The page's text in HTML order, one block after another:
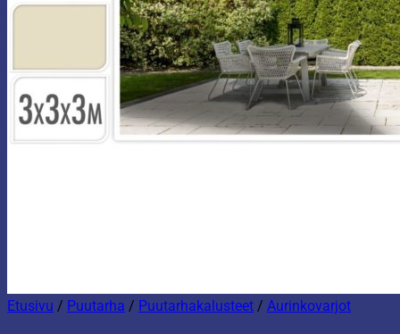
Etusivu / Puutarha / Puutarhakalusteet / Aurinkovarjot